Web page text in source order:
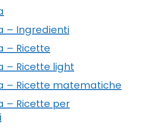
– Ingredienti
– Ricette
– Ricette light
– Ricette matematiche
– Ricette per